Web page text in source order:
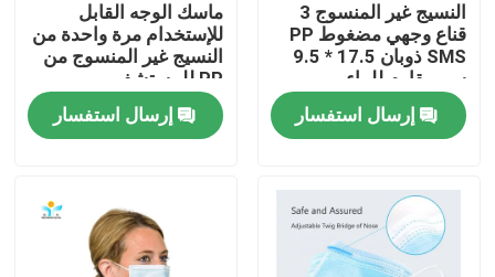
اطلب اقتباس
ملابس واقية يمكن التخلص منها
بذلات واقية يمكن التخلص منها
معطف واقي يمكن التخلص منه
النسيج غير المنسوج 3
قناع وجهي مضغوط PP
SMS ذوبان 17.5 * 9.5
سم مقاوم للماء
إرسال استفسار
ماسك الوجه القابل
للإستخدام مرة واحدة من
النسيج غير المنسوج من
PP للمستشفى
إرسال استفسار